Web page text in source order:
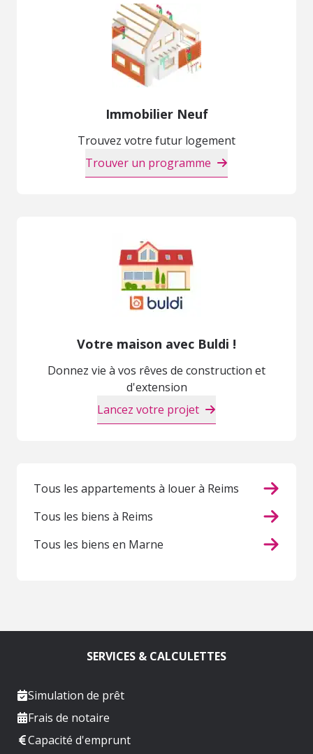
Immobilier Neuf
Trouvez votre futur logement
Trouver un programme
Votre maison avec Buldi !
Donnez vie à vos rêves de construction et
d'extension
Lancez votre projet
Tous les appartements à louer à Reims
Tous les biens à Reims
Tous les biens en Marne
SERVICES & CALCULETTES
Simulation de prêt
Frais de notaire
Capacité d'emprunt